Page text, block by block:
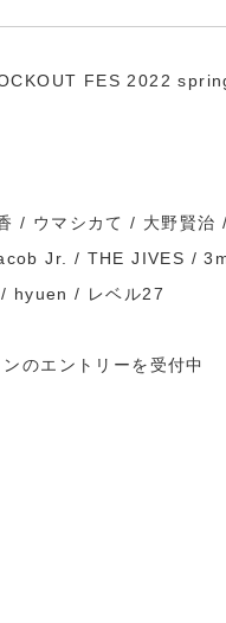
FES 2022
/ ウマシカて / 大野賢
Jr. / THE JIVES /
hyuen / レベル27
のエントリーを受付中